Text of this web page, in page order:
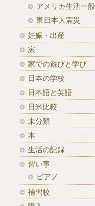
アメリカ生活一般
東日本大震災
妊娠・出産
家
家での遊びと学び
日本の学校
日本語と英語
日米比較
未分類
本
生活の記録
習い事
ピアノ
補習校